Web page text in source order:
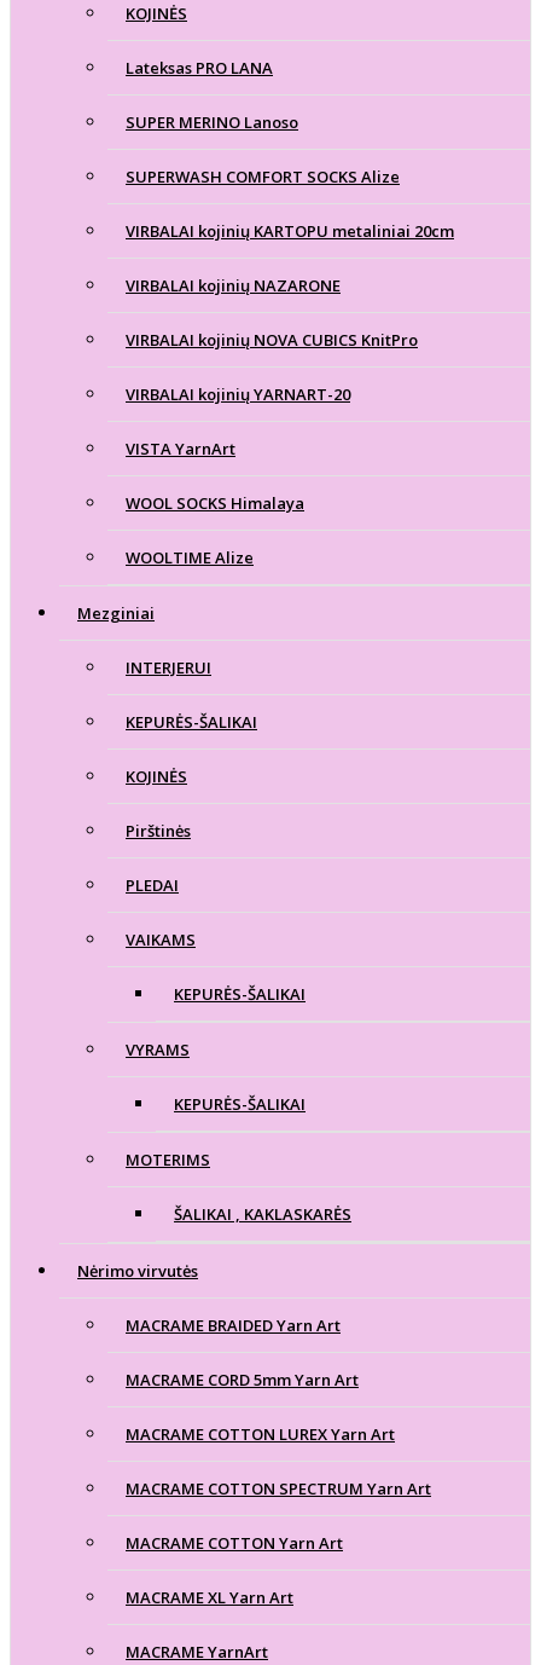
KOJINĖS
Lateksas PRO LANA
SUPER MERINO Lanoso
SUPERWASH COMFORT SOCKS Alize
VIRBALAI kojinių KARTOPU metaliniai 20cm
VIRBALAI kojinių NAZARONE
VIRBALAI kojinių NOVA CUBICS KnitPro
VIRBALAI kojinių YARNART-20
VISTA YarnArt
WOOL SOCKS Himalaya
WOOLTIME Alize
Mezginiai
INTERJERUI
KEPURĖS-ŠALIKAI
KOJINĖS
Pirštinės
PLEDAI
VAIKAMS
KEPURĖS-ŠALIKAI
VYRAMS
KEPURĖS-ŠALIKAI
MOTERIMS
ŠALIKAI , KAKLASKARĖS
Nėrimo virvutės
MACRAME BRAIDED Yarn Art
MACRAME CORD 5mm Yarn Art
MACRAME COTTON LUREX Yarn Art
MACRAME COTTON SPECTRUM Yarn Art
MACRAME COTTON Yarn Art
MACRAME XL Yarn Art
MACRAME YarnArt